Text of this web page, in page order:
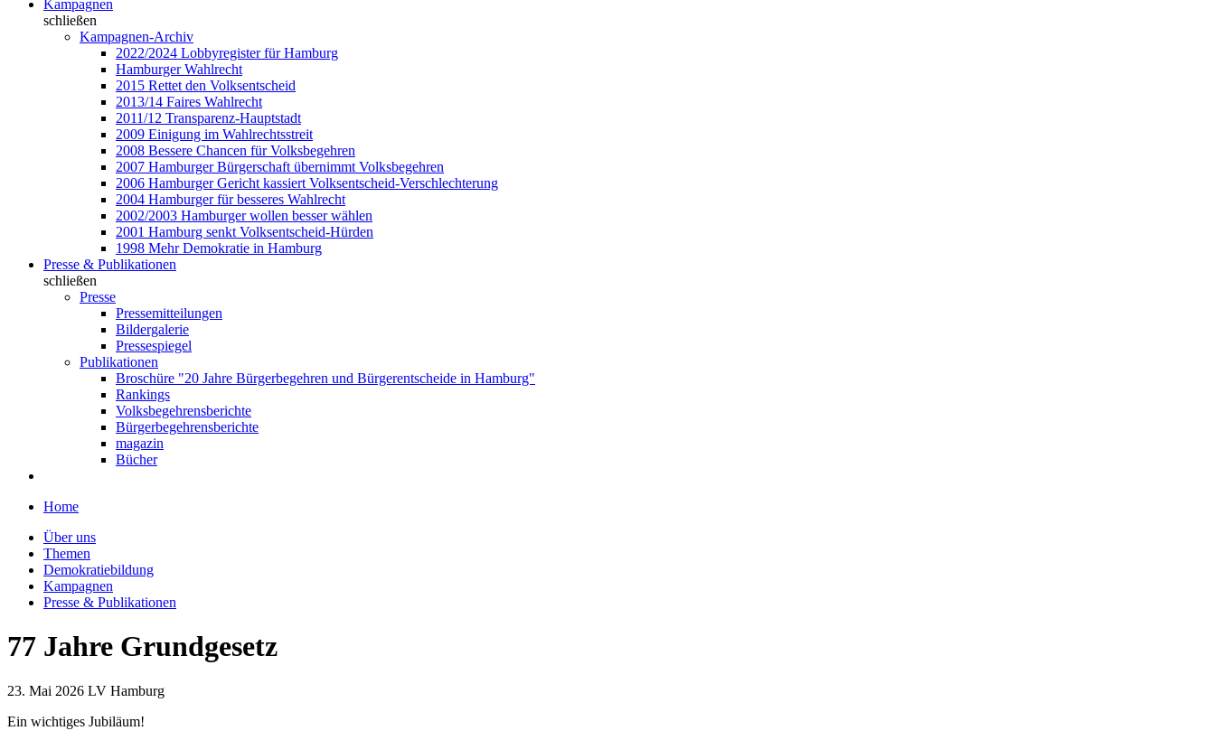
Kampagnen
schließen
Kampagnen-Archiv
2022/2024 Lobbyregister für Hamburg
Hamburger Wahlrecht
2015 Rettet den Volksentscheid
2013/14 Faires Wahlrecht
2011/12 Transparenz-Hauptstadt
2009 Einigung im Wahlrechtsstreit
2008 Bessere Chancen für Volksbegehren
2007 Hamburger Bürgerschaft übernimmt Volksbegehren
2006 Hamburger Gericht kassiert Volksentscheid-Verschlechterung
2004 Hamburger für besseres Wahlrecht
2002/2003 Hamburger wollen besser wählen
2001 Hamburg senkt Volksentscheid-Hürden
1998 Mehr Demokratie in Hamburg
Presse & Publikationen
schließen
Presse
Pressemitteilungen
Bildergalerie
Pressespiegel
Publikationen
Broschüre "20 Jahre Bürgerbegehren und Bürgerentscheide in Hamburg"
Rankings
Volksbegehrensberichte
Bürgerbegehrensberichte
magazin
Bücher
Home
Über uns
Themen
Demokratiebildung
Kampagnen
Presse & Publikationen
77 Jahre Grundgesetz
23. Mai 2026 LV Hamburg
Ein wichtiges Jubiläum!